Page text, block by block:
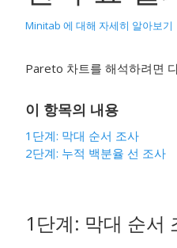
Minitab 에 대해 자세히 알아보기
Pareto 차트를 해석하려면
이 항목의 내용
1단계: 막대 순서 조사
2단계: 누적 백분율 선 조사
1단계: 막대 순서